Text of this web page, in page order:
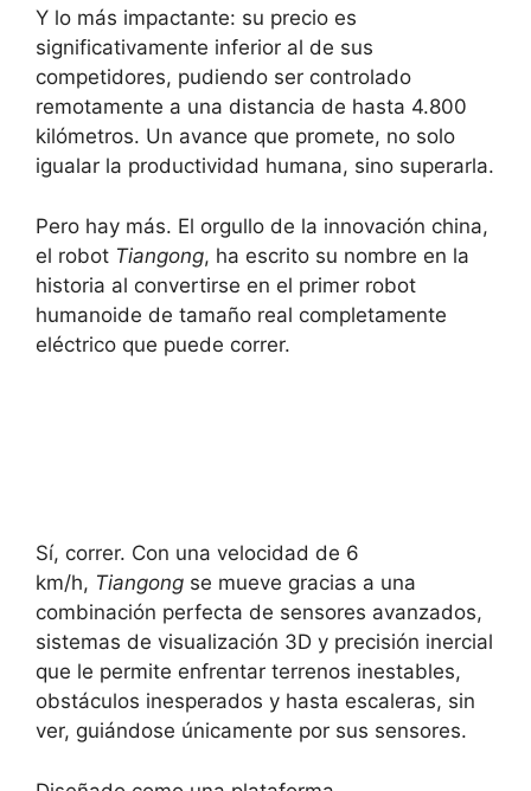
Y lo más impactante: su precio es
significativamente inferior al de sus
competidores, pudiendo ser controlado
remotamente a una distancia de hasta 4.800
kilómetros. Un avance que promete, no solo
igualar la productividad humana, sino superarla.
Pero hay más. El orgullo de la innovación china,
el robot Tiangong, ha escrito su nombre en la
historia al convertirse en el primer robot
humanoide de tamaño real completamente
eléctrico que puede correr.
Sí, correr. Con una velocidad de 6
km/h, Tiangong se mueve gracias a una
combinación perfecta de sensores avanzados,
sistemas de visualización 3D y precisión inercial
que le permite enfrentar terrenos inestables,
obstáculos inesperados y hasta escaleras, sin
ver, guiándose únicamente por sus sensores.